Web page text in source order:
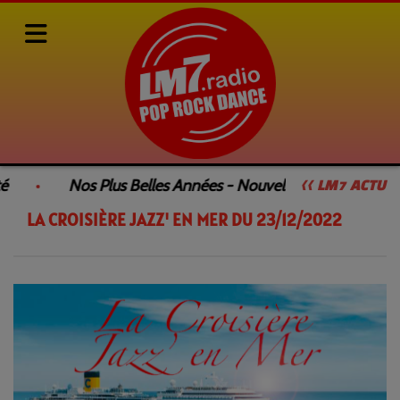
<< LM7 ACTU
Nos Plus Belles Années - Nouvelle Émission
Rediffusions de nos émissions LA CROISIÈRE JAZZ' EN MER
LA CROISIÈRE JAZZ' EN MER DU 23/12/2022